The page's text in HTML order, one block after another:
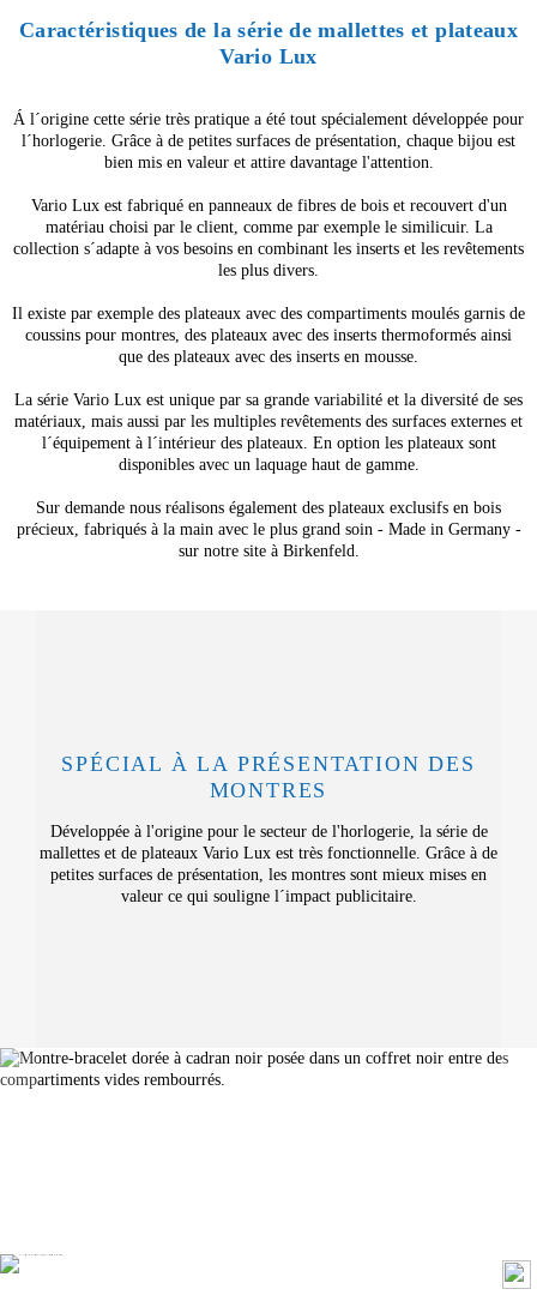
Caractéristiques de la série de mallettes et plateaux
Vario Lux
Á l´origine cette série très pratique a été tout spécialement développée pour
l´horlogerie. Grâce à de petites surfaces de présentation, chaque bijou est
bien mis en valeur et attire davantage l'attention.
Vario Lux est fabriqué en panneaux de fibres de bois et recouvert d'un
matériau choisi par le client, comme par exemple le similicuir. La
collection s´adapte à vos besoins en combinant les inserts et les revêtements
les plus divers.
Il existe par exemple des plateaux avec des compartiments moulés garnis de
coussins pour montres, des plateaux avec des inserts thermoformés ainsi
que des plateaux avec des inserts en mousse.
La série Vario Lux est unique par sa grande variabilité et la diversité de ses
matériaux, mais aussi par les multiples revêtements des surfaces externes et
l´équipement à l´intérieur des plateaux. En option les plateaux sont
disponibles avec un laquage haut de gamme.
Sur demande nous réalisons également des plateaux exclusifs en bois
précieux, fabriqués à la main avec le plus grand soin - Made in Germany -
sur notre site à Birkenfeld.
SPÉCIAL À LA PRÉSENTATION DES
MONTRES
Développée à l'origine pour le secteur de l'horlogerie, la série de
mallettes et de plateaux Vario Lux est très fonctionnelle. Grâce à de
petites surfaces de présentation, les montres sont mieux mises en
valeur ce qui souligne l´impact publicitaire.